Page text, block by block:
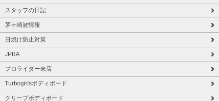
スタッフの日記
茅ヶ崎波情報
日焼け防止対策
JPBA
プロライダー来店
Turbogirlsボディボード
クリーブボディボード